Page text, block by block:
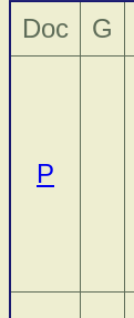
Doc G
P